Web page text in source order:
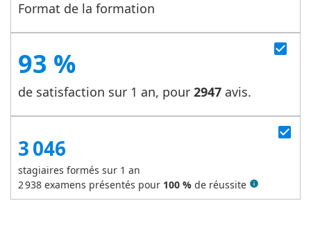
Format de la formation
93 %
de satisfaction sur 1 an, pour 2947 avis.
check_box
check_box
3 046
stagiaires formés sur 1 an
2 938 examens présentés pour 100 % de réussite info